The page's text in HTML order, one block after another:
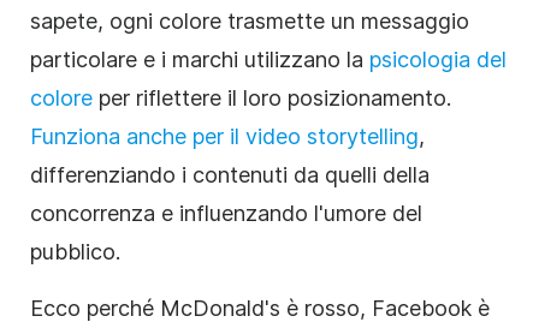
sapete, ogni colore trasmette un messaggio
particolare e i marchi utilizzano la psicologia del
colore per riflettere il loro posizionamento.
Funziona anche per il video storytelling,
differenziando i contenuti da quelli della
concorrenza e influenzando l'umore del
pubblico.
Ecco perché McDonald's è rosso, Facebook è